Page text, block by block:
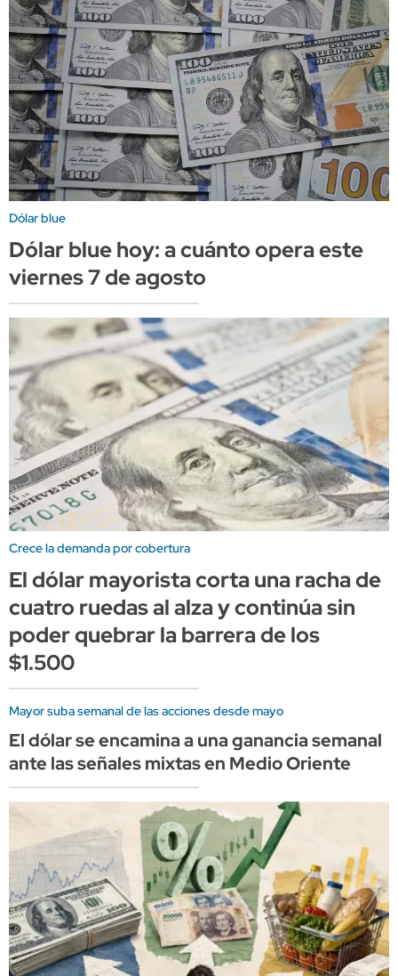
Dólar blue
Dólar blue hoy: a cuánto opera este
viernes 7 de agosto
Crece la demanda por cobertura
El dólar mayorista corta una racha de
cuatro ruedas al alza y continúa sin
poder quebrar la barrera de los
$1.500
Mayor suba semanal de las acciones desde mayo
El dólar se encamina a una ganancia semanal
ante las señales mixtas en Medio Oriente